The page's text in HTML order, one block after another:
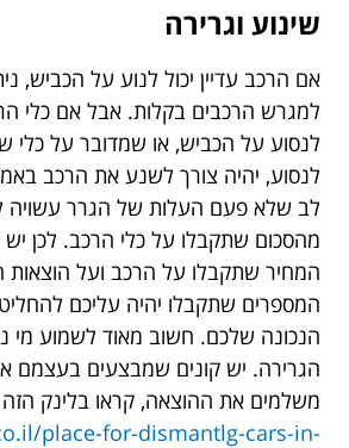
שינוע וגרירה
אם הרכב עדיין יכול לנוע על הכביש,
למגרש הרכבים בקלות. אבל אם כלי
לנסוע על הכביש, או שמדובר על כלי
לנסוע, יהיה צורך לשנע את הרכב
לב שלא פעם העלות של הגרר עשויה
מהסכום שתקבלו על כלי הרכב. לכן
המחיר שתקבלו על הרכב ועל הוצאות
המספרים שתקבלו יהיה עליכם
הנכונה שלכם. חשוב מאוד לשמוע מי
הגרירה. יש קונים שמבצעים בעצמם
משלמים את ההוצאה, קראו בלינק הזה
place-for-dismantlg-cars-in-